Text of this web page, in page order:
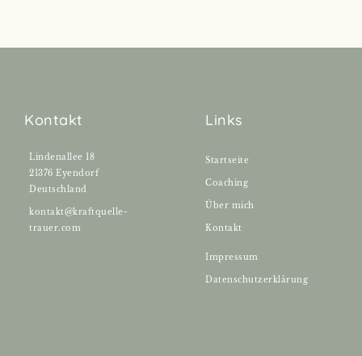
Links
Startseite
Coaching
Über mich
Kontakt
Impressum
Datenschutzerklärung
Kontakt
Lindenallee 18
21376 Eyendorf
Deutschland
kontakt@kraftquelle-
trauer.com